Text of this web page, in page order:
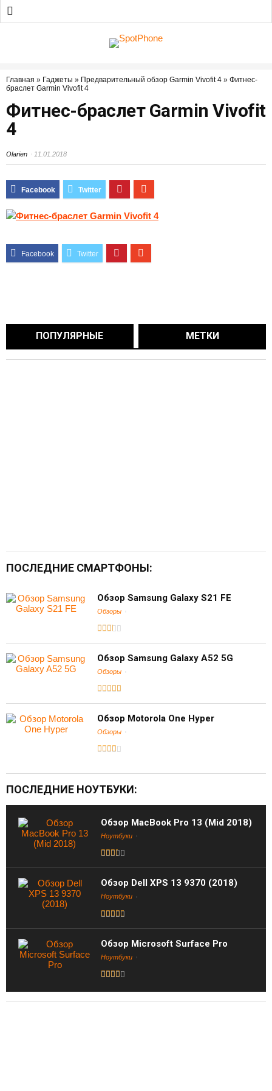
Главная » Гаджеты » Предварительный обзор Garmin Vivofit 4 » Фитнес-
браслет Garmin Vivofit 4
Фитнес-браслет Garmin Vivofit
4
Olarien 11.01.2018
ПОПУЛЯРНЫЕ МЕТКИ
ПОСЛЕДНИЕ СМАРТФОНЫ:
Обзор Samsung Galaxy S21 FE
Обзоры
Обзор Samsung Galaxy A52 5G
Обзоры
Обзор Motorola One Hyper
Обзоры
ПОСЛЕДНИЕ НОУТБУКИ:
Обзор MacBook Pro 13 (Mid 2018)
Ноутбуки
Обзор Dell XPS 13 9370 (2018)
Ноутбуки
Обзор Microsoft Surface Pro
Ноутбуки